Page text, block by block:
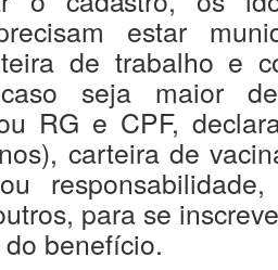
estar
de trabalho e
caso seja maior
RG e CPF,
carteira de
para se
benefício.